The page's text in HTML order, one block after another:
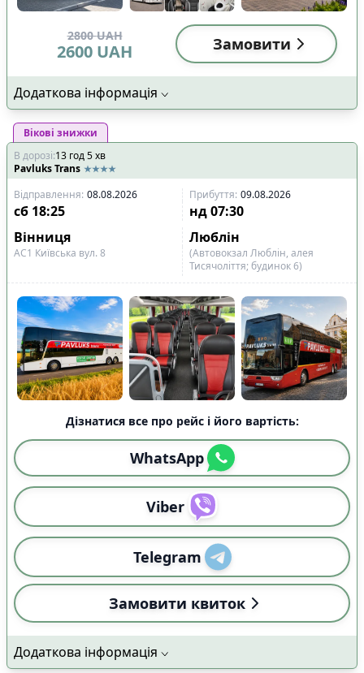
2800 UAH
2600 UAH Замовити
Додаткова інформація
Вікові знижки
В дорозі:13 год5хв
Pavluks Trans
Відправлення: 08.08.2026 Прибуття: 09.08.2026
сб 18:25 нд 07:30
Вінниця
Люблін
АС1 Київська вул. 8
(Автовокзал Люблін, алея
Тисячоліття; будинок 6)
Дізнатися все про рейс і його вартість:
WhatsApp
Viber
Telegram
Замовити квиток
Додаткова інформація